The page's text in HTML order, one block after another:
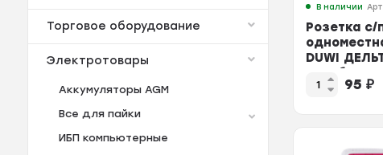
Торговое оборудование
Электротовары
Аккумуляторы AGM
Все для пайки
ИБП компьютерные
В наличии
Розетка с/
DUWI
серебр.
95 ₽